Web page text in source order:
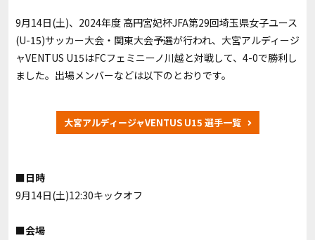
9月14日(土)、2024年度 高円宮妃杯JFA第29回埼玉県女子ユース
(U-15)サッカー大会・関東大会予選が行われ、大宮アルディージ
ャVENTUS U15はFCフェミニーノ川越と対戦して、4-0で勝利し
ました。出場メンバーなどは以下のとおりです。
大宮アルディージャVENTUS U15 選手一覧
■日時
9月14日(土)12:30キックオフ
■会場